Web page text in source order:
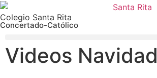
Colegio Santa Rita
Concertado-Católico
Videos Navidad